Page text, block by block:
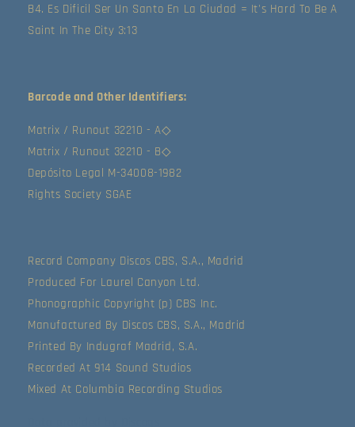
B4. Es Dificil Ser Un Santo En La Ciudad = It's Hard To Be A
Saint In The City 3:13
Barcode and Other Identifiers:
Matrix / Runout 32210 - A◇
Matrix / Runout 32210 - B◇
Depósito Legal M-34008-1982
Rights Society SGAE
Record Company Discos CBS, S.A., Madrid
Produced For Laurel Canyon Ltd.
Phonographic Copyright (p) CBS Inc.
Manufactured By Discos CBS, S.A., Madrid
Printed By Indugraf Madrid, S.A.
Recorded At 914 Sound Studios
Mixed At Columbia Recording Studios